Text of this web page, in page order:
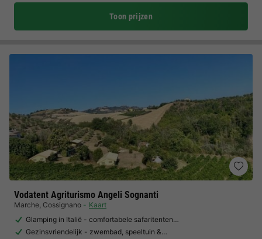
Toon prijzen
Vodatent Agriturismo Angeli Sognanti
Marche, Cossignano
Kaart
Glamping in Italië - comfortabele safaritenten…
Gezinsvriendelijk - zwembad, speeltuin &…